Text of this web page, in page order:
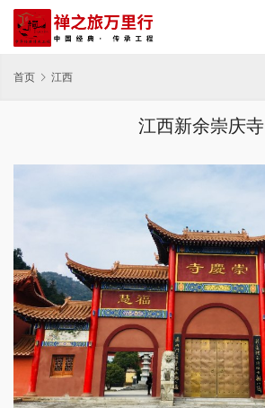
首页 江西
江西新余崇庆寺